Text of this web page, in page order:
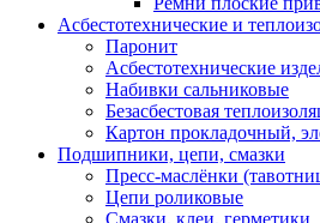
Асбестотехнические и
Паронит
Асбестотехнические
Набивки сальниковые
Безасбестовая
Картон прокладочный,
Подшипники, цепи, смазки
Пресс-маслёнки
Цепи роликовые
Смазки, клеи, герметики